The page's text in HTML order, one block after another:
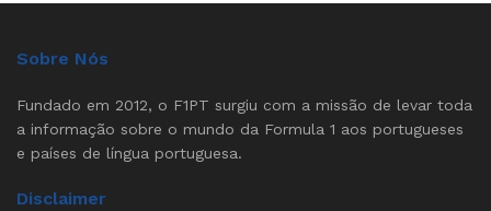
Sobre Nós
Fundado em 2012, o F1PT surgiu com a missão de levar toda
a informação sobre o mundo da Formula 1 aos portugueses
e países de língua portuguesa.
Disclaimer